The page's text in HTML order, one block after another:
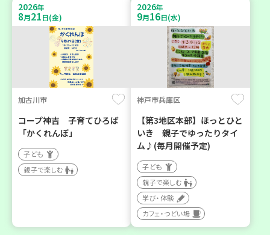
2026年
8月21日(金)
加古川市
コープ神吉 子育てひろば
「かくれんぼ」
子ども
親子で楽しむ
2026年
9月16日(水)
神戸市兵庫区
【第3地区本部】ほっとひと
いき 親子でゆったりタイ
ム♪(毎月開催予定)
子ども
親子で楽しむ
学び・体験
カフェ・つどい場